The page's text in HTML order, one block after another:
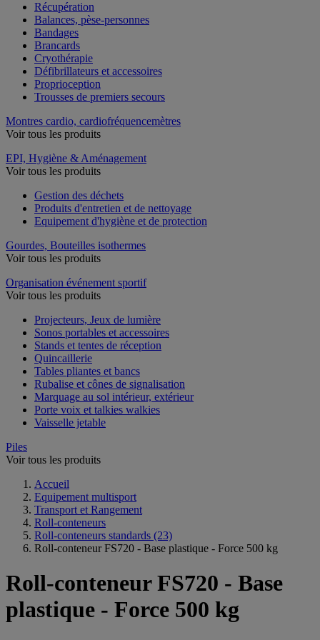
Récupération
Balances, pèse-personnes
Bandages
Brancards
Cryothérapie
Défibrillateurs et accessoires
Proprioception
Trousses de premiers secours
Montres cardio, cardiofréquencemètres
Voir tous les produits
EPI, Hygiène & Aménagement
Voir tous les produits
Gestion des déchets
Produits d'entretien et de nettoyage
Equipement d'hygiène et de protection
Gourdes, Bouteilles isothermes
Voir tous les produits
Organisation événement sportif
Voir tous les produits
Projecteurs, Jeux de lumière
Sonos portables et accessoires
Stands et tentes de réception
Quincaillerie
Tables pliantes et bancs
Rubalise et cônes de signalisation
Marquage au sol intérieur, extérieur
Porte voix et talkies walkies
Vaisselle jetable
Piles
Voir tous les produits
Accueil
Equipement multisport
Transport et Rangement
Roll-conteneurs
Roll-conteneurs standards (23)
Roll-conteneur FS720 - Base plastique - Force 500 kg
Roll-conteneur FS720 - Base
plastique - Force 500 kg